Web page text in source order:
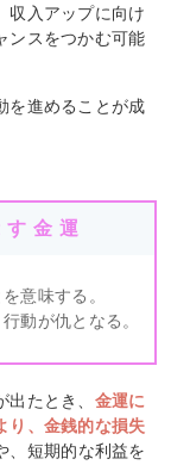
収入アップに向け
ンスをつかむ可能
を進めることが成
金運
意味する。
動が仇となる。
たとき、 金運に
り、金銭的な損失
、短期的な利益を